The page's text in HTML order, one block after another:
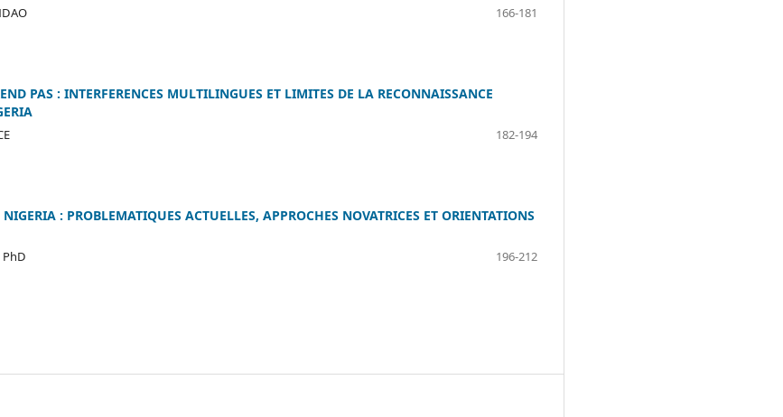
166-181
PAS : INTERFERENCES MULTILINGUES ET LIMITES DE LA RECONNAISSANCE
182-194
: PROBLEMATIQUES ACTUELLES, APPROCHES NOVATRICES ET ORIENTATIONS
PhD
196-212